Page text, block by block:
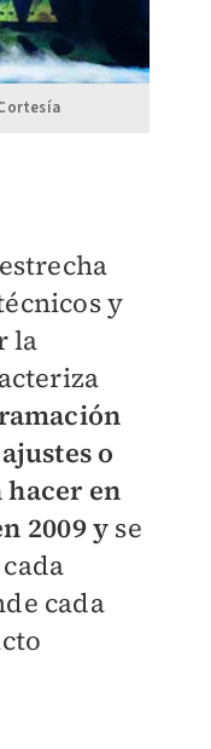
y
la
o
hacer en
2009 y se
cada